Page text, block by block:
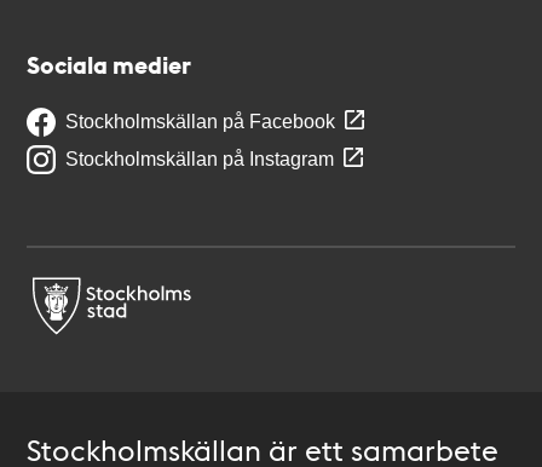
Sociala medier
Stockholmskällan på Facebook
Stockholmskällan på Instagram
Stockholmskällan är ett samarbete